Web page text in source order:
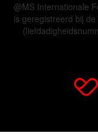
@MS Internationale
is geregistreerd bij